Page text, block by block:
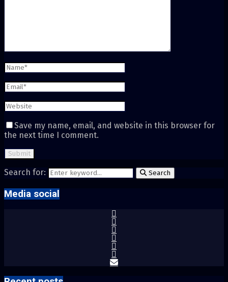
Save my name, email, and website in this browser for
the next time I comment.
Search for: Search
Media social